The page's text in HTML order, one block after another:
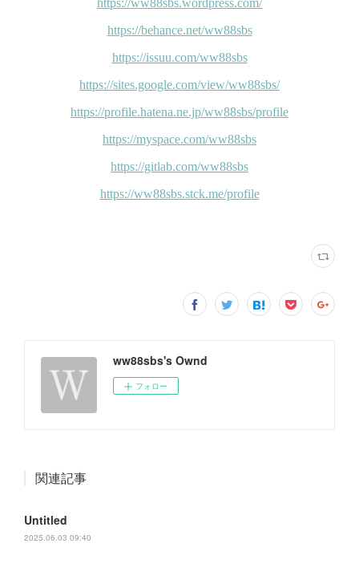
ww88sbs's Ownd
フォロー
関連記事
Untitled
2025.06.03 09:40